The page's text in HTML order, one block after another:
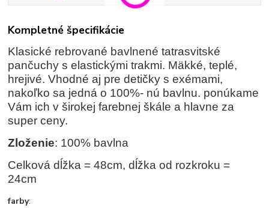
Kompletné špecifikácie
Klasické rebrované bavlnené tatrasvitské
pančuchy s elastickými trakmi. Mäkké, teplé,
hrejivé. Vhodné aj pre detičky s exémami,
nakoľko sa jedná o 100%- nú bavlnu. ponúkame
Vám ich v širokej farebnej škále a hlavne za
super ceny.
Zloženie: 100% bavlna
Celková dĺžka = 48cm, dĺžka od rozkroku =
24cm
farby: